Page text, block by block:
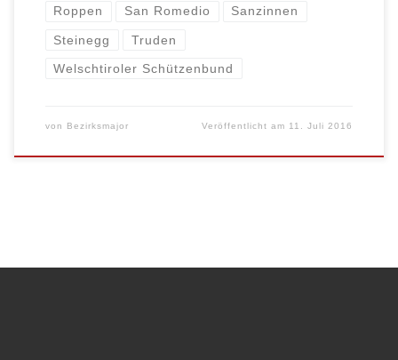
Roppen San Romedio Sanzinnen
Steinegg Truden
Welschtiroler Schützenbund
von Bezirksmajor Veröffentlicht am 11. Juli 2016